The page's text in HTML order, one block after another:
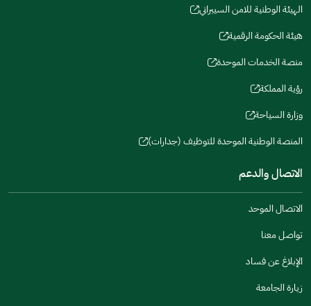
window)
window)
new
window)
new
window)
new
window)
new
window)
الهيئة الوطنية للامن السيبراني
(opens
new
window)
هيئة الحكومة الرقمية
(opens
new
window)
منصة الخدمات الموحدة
new
window)
رؤية المملكة
(opens
new
وزارة السياحة
(opens
new
window)
المنصة الوطنية الموحدة للتوظيف (جدارات)
window)
الاتصال والدعم
الاتصال الموحد
تواصل معنا
الإبلاغ عن فساد
زيارة الجامعة